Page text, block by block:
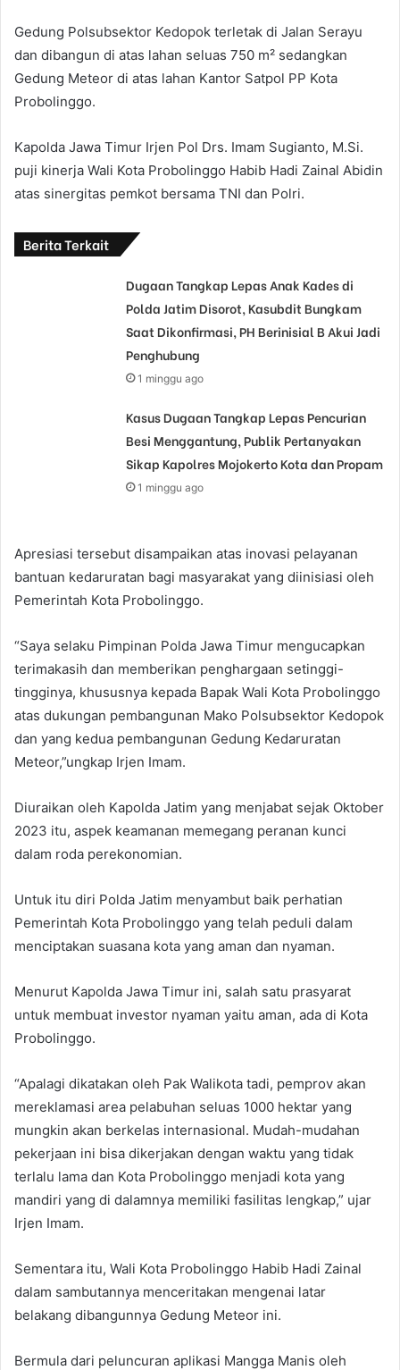
Gedung Polsubsektor Kedopok terletak di Jalan Serayu
dan dibangun di atas lahan seluas 750 m² sedangkan
Gedung Meteor di atas lahan Kantor Satpol PP Kota
Probolinggo.
Kapolda Jawa Timur Irjen Pol Drs. Imam Sugianto, M.Si.
puji kinerja Wali Kota Probolinggo Habib Hadi Zainal Abidin
atas sinergitas pemkot bersama TNI dan Polri.
Berita Terkait
Dugaan Tangkap Lepas Anak Kades di
Polda Jatim Disorot, Kasubdit Bungkam
Saat Dikonfirmasi, PH Berinisial B Akui Jadi
Penghubung
1 minggu ago
Kasus Dugaan Tangkap Lepas Pencurian
Besi Menggantung, Publik Pertanyakan
Sikap Kapolres Mojokerto Kota dan Propam
1 minggu ago
Apresiasi tersebut disampaikan atas inovasi pelayanan
bantuan kedaruratan bagi masyarakat yang diinisiasi oleh
Pemerintah Kota Probolinggo.
“Saya selaku Pimpinan Polda Jawa Timur mengucapkan
terimakasih dan memberikan penghargaan setinggi-
tingginya, khususnya kepada Bapak Wali Kota Probolinggo
atas dukungan pembangunan Mako Polsubsektor Kedopok
dan yang kedua pembangunan Gedung Kedaruratan
Meteor,”ungkap Irjen Imam.
Diuraikan oleh Kapolda Jatim yang menjabat sejak Oktober
2023 itu, aspek keamanan memegang peranan kunci
dalam roda perekonomian.
Untuk itu diri Polda Jatim menyambut baik perhatian
Pemerintah Kota Probolinggo yang telah peduli dalam
menciptakan suasana kota yang aman dan nyaman.
Menurut Kapolda Jawa Timur ini, salah satu prasyarat
untuk membuat investor nyaman yaitu aman, ada di Kota
Probolinggo.
“Apalagi dikatakan oleh Pak Walikota tadi, pemprov akan
mereklamasi area pelabuhan seluas 1000 hektar yang
mungkin akan berkelas internasional. Mudah-mudahan
pekerjaan ini bisa dikerjakan dengan waktu yang tidak
terlalu lama dan Kota Probolinggo menjadi kota yang
mandiri yang di dalamnya memiliki fasilitas lengkap,” ujar
Irjen Imam.
Sementara itu, Wali Kota Probolinggo Habib Hadi Zainal
dalam sambutannya menceritakan mengenai latar
belakang dibangunnya Gedung Meteor ini.
Bermula dari peluncuran aplikasi Mangga Manis oleh